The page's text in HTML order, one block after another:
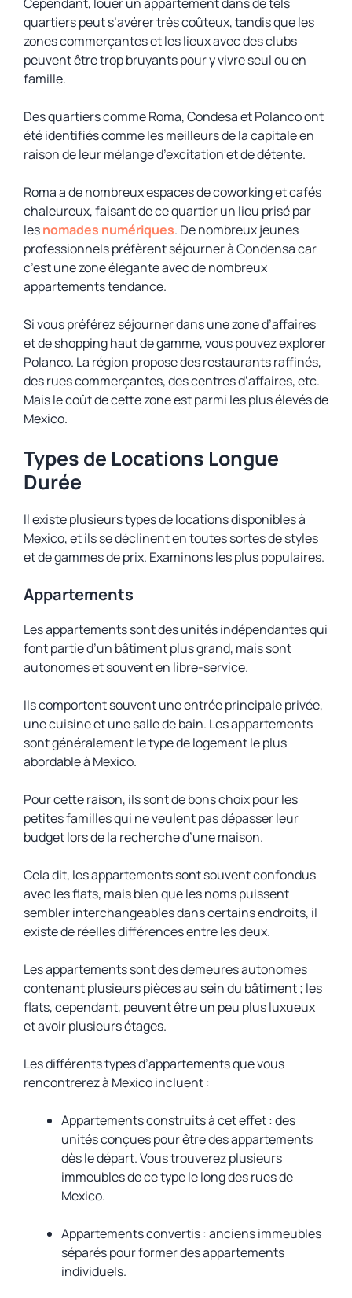
quartiers peut s’avérer très coûteux, tandis que les
zones commerçantes et les lieux avec des clubs
peuvent être trop bruyants pour y vivre seul ou en
famille.
Des quartiers comme Roma, Condesa et Polanco ont
été identifiés comme les meilleurs de la capitale en
raison de leur mélange d’excitation et de détente.
Roma a de nombreux espaces de coworking et cafés
chaleureux, faisant de ce quartier un lieu prisé par
lesnomades numériques. De nombreux jeunes
professionnels préfèrent séjourner à Condensa car
c’est une zone élégante avec de nombreux
appartements tendance.
Si vous préférez séjourner dans une zone d’affaires
et de shopping haut de gamme, vous pouvez explorer
Polanco. La région propose des restaurants raffinés,
des rues commerçantes, des centres d’affaires, etc.
Mais le coût de cette zone est parmi les plus élevés de
Mexico.
Types de Locations Longue
Durée
Il existe plusieurs types de locations disponibles à
Mexico, et ils se déclinent en toutes sortes de styles
et de gammes de prix. Examinons les plus populaires.
Appartements
Les appartements sont des unités indépendantes qui
font partie d’un bâtiment plus grand, mais sont
autonomes et souvent en libre-service.
Ils comportent souvent une entrée principale privée,
une cuisine et une salle de bain. Les appartements
sont généralement le type de logement le plus
abordable à Mexico.
Pour cette raison, ils sont de bons choix pour les
petites familles qui ne veulent pas dépasser leur
budget lors de la recherche d’une maison.
Cela dit, les appartements sont souvent confondus
avec les flats, mais bien que les noms puissent
sembler interchangeables dans certains endroits, il
existe de réelles différences entre les deux.
Les appartements sont des demeures autonomes
contenant plusieurs pièces au sein du bâtiment ; les
flats, cependant, peuvent être un peu plus luxueux
et avoir plusieurs étages.
Les différents types d’appartements que vous
rencontrerez à Mexico incluent :
Appartements construits à cet effet : des
unités conçues pour être des appartements
dès le départ. Vous trouverez plusieurs
immeubles de ce type le long des rues de
Mexico.
Appartements convertis : anciens immeubles
séparés pour former des appartements
individuels.